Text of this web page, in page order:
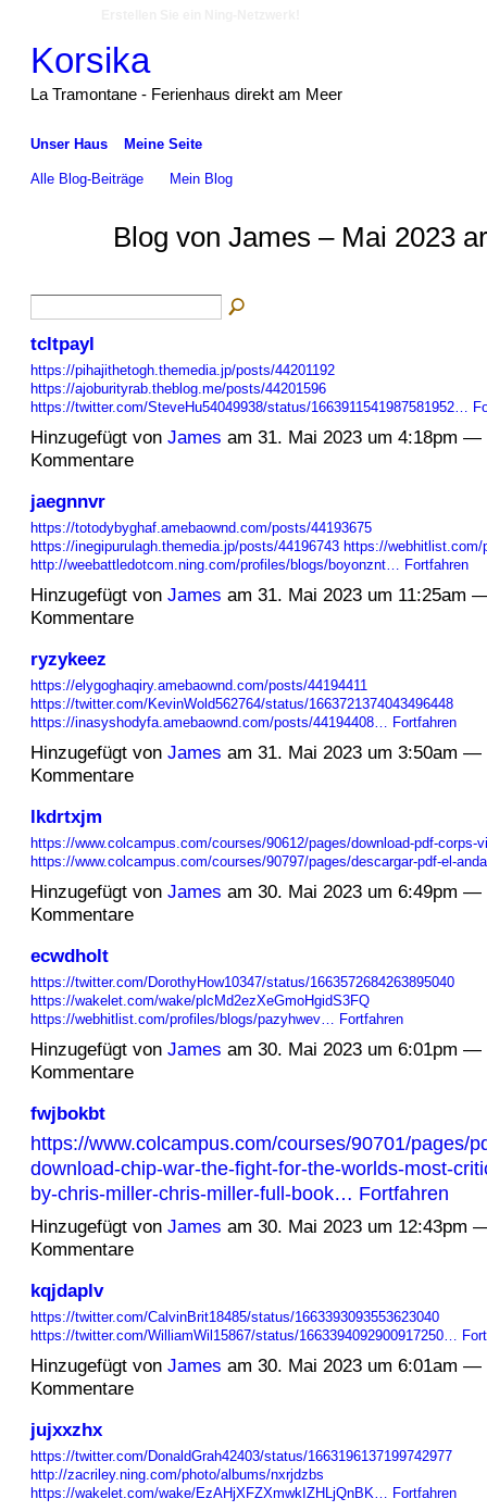
Korsika
La Tramontane - Ferienhaus direkt am Meer
Unser Haus Meine Seite
Alle Blog-Beiträge Mein Blog
Blog von James – Mai 2023
tcltpayl
https://pihajithetogh.themedia.jp/posts/44201192
https://ajoburityrab.theblog.me/posts/44201596
https://twitter.com/SteveHu54049938/status/1663911541987581952…
Hinzugefügt von James am 31. Mai 2023 um 4:18pm —
Kommentare
jaegnnvr
https://totodybyghaf.amebaownd.com/posts/44193675
https://inegipurulagh.themedia.jp/posts/44196743 https://
http://weebattledotcom.ning.com/profiles/blogs/boyonznt…
Fortfahren
Hinzugefügt von James am 31. Mai 2023 um 11:25am
Kommentare
ryzykeez
https://elygoghaqiry.amebaownd.com/posts/44194411
https://twitter.com/KevinWold562764/status/1663721374043496448
https://inasyshodyfa.amebaownd.com/posts/44194408…
Fortfahren
Hinzugefügt von James am 31. Mai 2023 um 3:50am —
Kommentare
lkdrtxjm
https://www.colcampus.com/courses/90612/pages/download-pdf-corps-
https://www.colcampus.com/courses/90797/pages/descargar-pdf-el-
Hinzugefügt von James am 30. Mai 2023 um 6:49pm —
Kommentare
ecwdholt
https://twitter.com/DorothyHow10347/status/1663572684263895040
https://wakelet.com/wake/plcMd2ezXeGmoHgidS3FQ
https://webhitlist.com/profiles/blogs/pazyhwev…
Fortfahren
Hinzugefügt von James am 30. Mai 2023 um 6:01pm —
Kommentare
fwjbokbt
https://www.colcampus.com/courses/90701/pages/
download-chip-war-the-fight-for-the-worlds-most-
by-chris-miller-chris-miller-full-book… Fortfahren
Hinzugefügt von James am 30. Mai 2023 um 12:43pm
Kommentare
kqjdaplv
https://twitter.com/CalvinBrit18485/status/1663393093553623040
https://twitter.com/WilliamWil15867/status/1663394092900917250…
Hinzugefügt von James am 30. Mai 2023 um 6:01am —
Kommentare
jujxxzhx
https://twitter.com/DonaldGrah42403/status/1663196137199742977
http://zacriley.ning.com/photo/albums/nxrjdzbs
https://wakelet.com/wake/EzAHjXFZXmwkIZHLjQnBK…
Fortfahren